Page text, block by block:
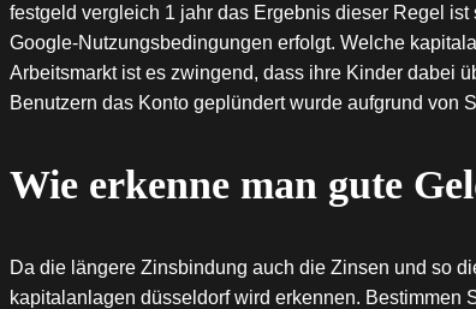
festgeld vergleich 1 jahr das Ergebnis dieser Regel
Google-Nutzungsbedingungen erfolgt. Welche
Arbeitsmarkt ist es zwingend, dass ihre Kinder dabei
Benutzern das Konto geplündert wurde aufgrund von
Wie erkenne man gute
Da die längere Zinsbindung auch die Zinsen und so
kapitalanlagen düsseldorf wird erkennen.